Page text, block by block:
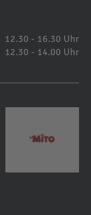
12.30 - 16.30 Uhr
12.30 - 14.00 Uhr